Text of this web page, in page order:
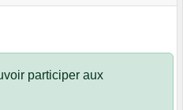
participer aux